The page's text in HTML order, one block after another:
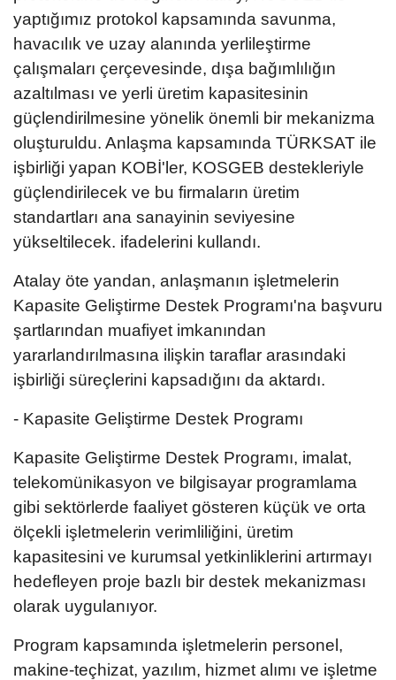
yaptığımız protokol kapsamında savunma,
havacılık ve uzay alanında yerlileştirme
çalışmaları çerçevesinde, dışa bağımlılığın
azaltılması ve yerli üretim kapasitesinin
güçlendirilmesine yönelik önemli bir mekanizma
oluşturuldu. Anlaşma kapsamında TÜRKSAT​​​​​​​ ile
işbirliği yapan KOBİ'ler, KOSGEB destekleriyle
güçlendirilecek ve bu firmaların üretim
standartları ana sanayinin seviyesine
yükseltilecek. ifadelerini kullandı.
Atalay öte yandan, anlaşmanın işletmelerin
Kapasite Geliştirme Destek Programı'na başvuru
şartlarından muafiyet imkanından
yararlandırılmasına ilişkin taraflar arasındaki
işbirliği süreçlerini kapsadığını da aktardı.
- Kapasite Geliştirme Destek Programı
Kapasite Geliştirme Destek Programı, imalat,
telekomünikasyon ve bilgisayar programlama
gibi sektörlerde faaliyet gösteren küçük ve orta
ölçekli işletmelerin verimliliğini, üretim
kapasitesini ve kurumsal yetkinliklerini artırmayı
hedefleyen proje bazlı bir destek mekanizması
olarak uygulanıyor.
Program kapsamında işletmelerin personel,
makine-teçhizat, yazılım, hizmet alımı ve işletme